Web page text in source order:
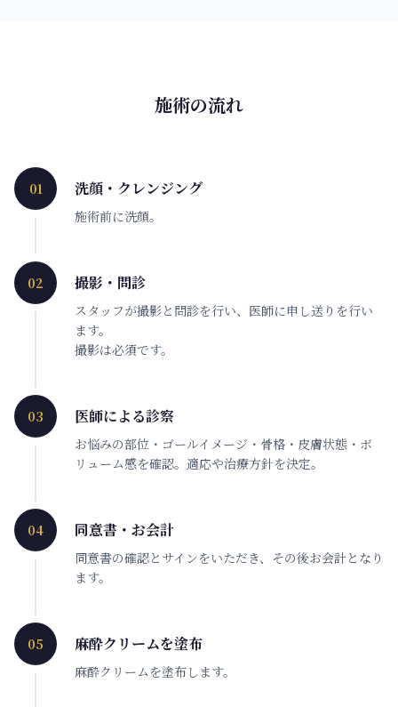
施術の流れ
01 洗顔・クレンジング
施術前に洗顔。
02 撮影・問診
スタッフが撮影と問診を行い、医師に申し送りを行い
ます。
撮影は必須です。
03 医師による診察
お悩みの部位・ゴールイメージ・骨格・皮膚状態・ボ
リューム感を確認。適応や治療方針を決定。
04 同意書・お会計
同意書の確認とサインをいただき、その後お会計となり
ます。
05 麻酔クリームを塗布
麻酔クリームを塗布します。